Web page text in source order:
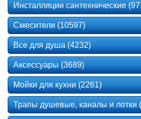
Инсталляции сантехнические
Смесители (10597)
Все для душа (4232)
Аксессуары (3689)
Мойки для кухни (2261)
Трапы душевые, каналы и лотки